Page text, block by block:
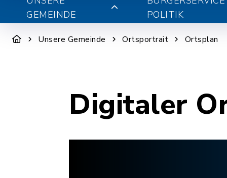
GEMEINDE
POLITIK
Unsere Gemeinde Ortsportrait Ortsplan
Digitaler